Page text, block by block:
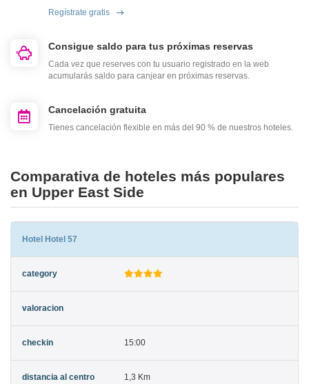
Regístrate gratis
Consigue saldo para tus próximas reservas
Cada vez que reserves con tu usuario registrado en la web
acumularás saldo para canjear en próximas reservas.
Cancelación gratuita
Tienes cancelación flexible en más del 90 % de nuestros hoteles.
Comparativa de hoteles más populares
en Upper East Side
Hotel Hotel 57
15:00
1,3 Km